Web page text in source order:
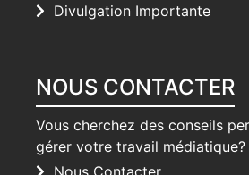
Divulgation Importante
NOUS CONTACTER
Vous cherchez des conseils
gérer votre travail médiatique?
Nous Contacter